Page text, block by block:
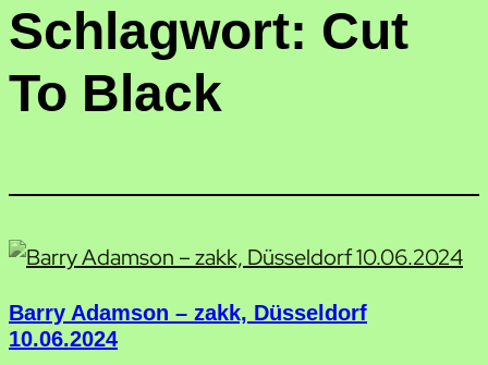
Schlagwort: Cut
To Black
Barry Adamson – zakk, Düsseldorf
10.06.2024